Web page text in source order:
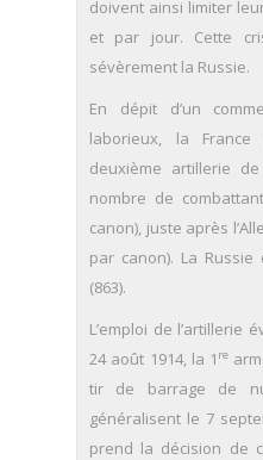
doivent ainsi limiter
et par jour. Cette
sévèrement la Russie.
En dépit d’un
laborieux, la
deuxième artillerie
nombre de
canon), juste après
par canon). La
(863).
L’emploi de l’artillerie
24 août 1914, la 1 re
tir de barrage de
généralisent le 7
prend la décision de